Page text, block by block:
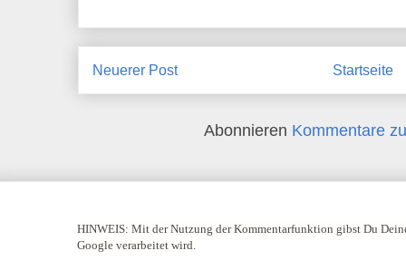
Neuerer Post Startseite
Abonnieren Kommentare
HINWEIS: Mit der Nutzung der Kommentarfunktion gibst Du
Google verarbeitet wird.